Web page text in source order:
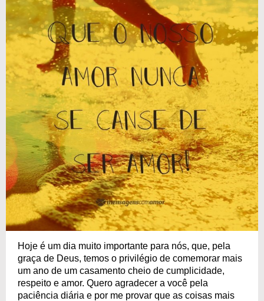
Hoje é um dia muito importante para nós, que, pela
graça de Deus, temos o privilégio de comemorar mais
um ano de um casamento cheio de cumplicidade,
respeito e amor. Quero agradecer a você pela
paciência diária e por me provar que as coisas mais